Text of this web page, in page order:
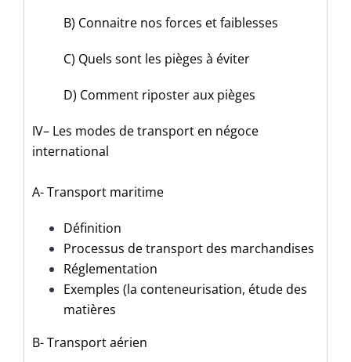
B) Connaitre nos forces et faiblesses
C) Quels sont les pièges à éviter
D) Comment riposter aux pièges
IV– Les modes de transport en négoce
international
A- Transport maritime
Définition
Processus de transport des marchandises
Réglementation
Exemples (la conteneurisation, étude des
matières
B- Transport aérien